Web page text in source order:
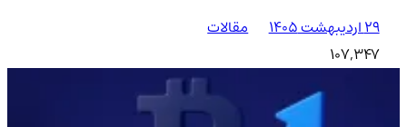
۲۹ اردیبهشت ۱۴۰۵
مقالات
107,347